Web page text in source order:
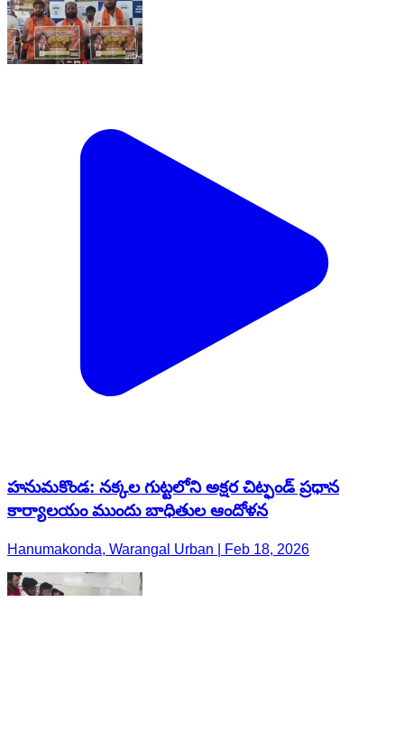
హనుమకొండ: నక్కల గుట్టలోని అక్షర చిట్ఫండ్ ప్రధాన
కార్యాలయం ముందు బాధితుల ఆందోళన
Hanumakonda, Warangal Urban | Feb 18, 2026